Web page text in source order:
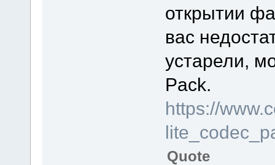
открытии
вас
устарели,
Pack.
https://
Quote